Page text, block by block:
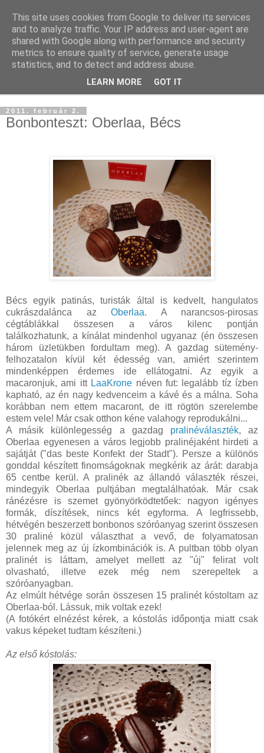
2011. február 2.
Bonbonteszt: Oberlaa, Bécs
Bécs egyik patinás, turisták által is kedvelt, hangulatos
cukrászdalánca az Oberlaa. A narancsos-pirosas
cégtáblákkal összesen a város kilenc pontján
találkozhatunk, a kínálat mindenhol ugyanaz (én összesen
három üzletükben fordultam meg). A gazdag sütemény-
felhozatalon kívül két édesség van, amiért szerintem
mindenképpen érdemes ide ellátogatni. Az egyik a
macaronjuk, ami itt LaaKrone néven fut: legalább tíz ízben
kapható, az én nagy kedvenceim a kávé és a málna. Soha
korábban nem ettem macaront, de itt rögtön szerelembe
estem vele! Már csak otthon kéne valahogy reprodukálni...
A másik különlegesség a gazdag pralinéválaszték, az
Oberlaa egyenesen a város legjobb pralinéjaként hirdeti a
sajátját ("das beste Konfekt der Stadt"). Persze a különös
gonddal készített finomságoknak megkérik az árát: darabja
65 centbe kerül. A pralinék az állandó választék részei,
mindegyik Oberlaa pultjában megtalálhatóak. Már csak
ránézésre is szemet gyönyörködtetőek: nagyon igényes
formák, díszítések, nincs két egyforma. A legfrissebb,
hétvégén beszerzett bonbonos szóróanyag szerint összesen
30 praliné közül választhat a vevő, de folyamatosan
jelennek meg az új ízkombinációk is. A pultban több olyan
pralinét is láttam, amelyet mellett az "új" felirat volt
olvasható, illetve ezek még nem szerepeltek a
szóróanyagban.
Az elmúlt hétvége során összesen 15 pralinét kóstoltam az
Oberlaa-ból. Lássuk, mik voltak ezek!
(A fotókért elnézést kérek, a kóstolás időpontja miatt csak
vakus képeket tudtam készíteni.)
Az első kóstolás:
This site uses cookies from Google to deliver its services
and to analyze traffic. Your IP address and user-agent are
shared with Google along with performance and security
metrics to ensure quality of service, generate usage
statistics, and to detect and address abuse.
LEARN MORE GOT IT